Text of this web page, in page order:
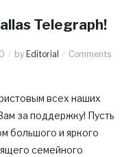
Telegraph!
by Editorial
Comments
всех наших
за поддержку! Пусть
большого и яркого
семейного